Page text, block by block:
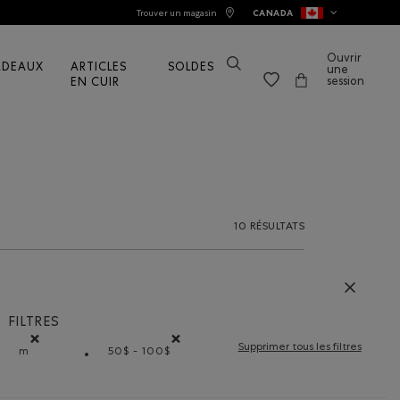
Trouver un magasin CANADA
ARTICLES
EN CUIR
SOLDES
Ouvrir
une
session
10 RÉSULTATS
FILTRES
m
50$ - 100$
Supprimer tous les filtres